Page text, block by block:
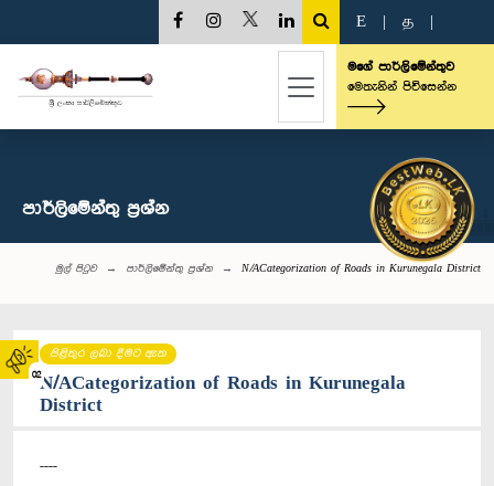
02
E த
මගේ පාර්ලිමේන්තුව
මෙතැනින් පිවිසෙන්න
පාර්ලි‌මේන්තු‌ ප්‍රශ්න
මුල් පිටුව පාර්ලි‌මේන්තු‌ ප්‍රශ්න N/ACategorization of Roads in Kurunegala District
පිළිතුර ලබා දීමට ඇත
N/ACategorization of Roads in Kurunegala
District
----